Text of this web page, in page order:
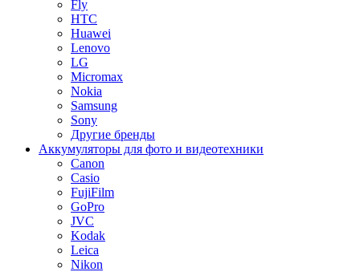
Fly
HTC
Huawei
Lenovo
LG
Micromax
Nokia
Samsung
Sony
Другие бренды
Аккумуляторы для фото и видеотехники
Canon
Casio
FujiFilm
GoPro
JVC
Kodak
Leica
Nikon